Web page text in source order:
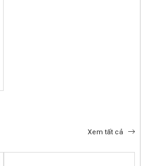
Xem tất cả